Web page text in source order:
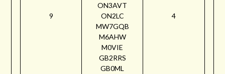
9
ON3AVT
ON2LC
MW7GQB
M6AHW
M0VIE
GB2RRS
GB0ML
4